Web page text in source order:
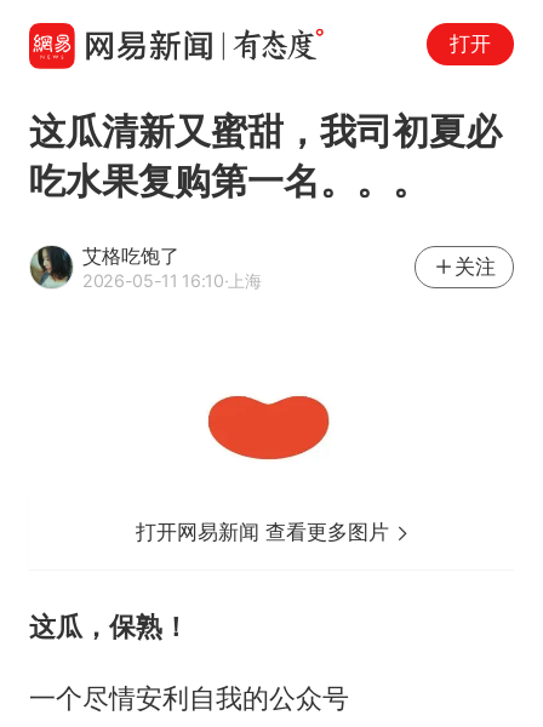
打开
这瓜清新又蜜甜，我司初夏必
吃水果复购第一名。。。
艾格吃饱了
2026-05-11 16:10·上海
关注
打开网易新闻 查看更多图片
这瓜，保熟！
一个尽情安利自我的公众号